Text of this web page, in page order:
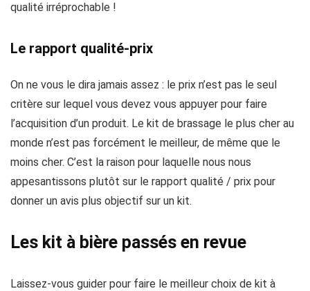
qualité irréprochable !
Le rapport qualité-prix
On ne vous le dira jamais assez : le prix n’est pas le seul
critère sur lequel vous devez vous appuyer pour faire
l’acquisition d’un produit. Le kit de brassage le plus cher au
monde n’est pas forcément le meilleur, de même que le
moins cher. C’est la raison pour laquelle nous nous
appesantissons plutôt sur le rapport qualité / prix pour
donner un avis plus objectif sur un kit.
Les kit à bière passés en revue
Laissez-vous guider pour faire le meilleur choix de kit à